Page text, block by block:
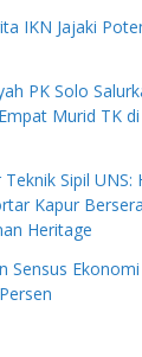
IKN Jajaki
PK Solo
Murid TK di
Sipil UNS:
Kapur
Heritage
Sensus